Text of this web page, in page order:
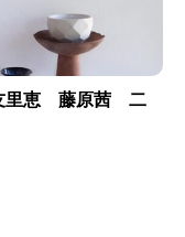
里恵 藤原茜 二